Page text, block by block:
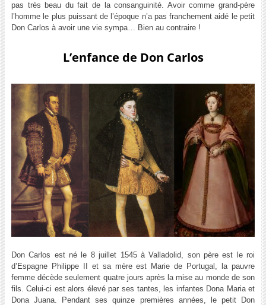
pas très beau du fait de la consanguinité. Avoir comme grand-père
l’homme le plus puissant de l’époque n’a pas franchement aidé le petit
Don Carlos à avoir une vie sympa… Bien au contraire !
L’enfance de Don Carlos
Don Carlos est né le 8 juillet 1545 à Valladolid, son père est le roi
d’Espagne Philippe II et sa mère est Marie de Portugal, la pauvre
femme décède seulement quatre jours après la mise au monde de son
fils. Celui-ci est alors élevé par ses tantes, les infantes Dona Maria et
Dona Juana. Pendant ses quinze premières années, le petit Don